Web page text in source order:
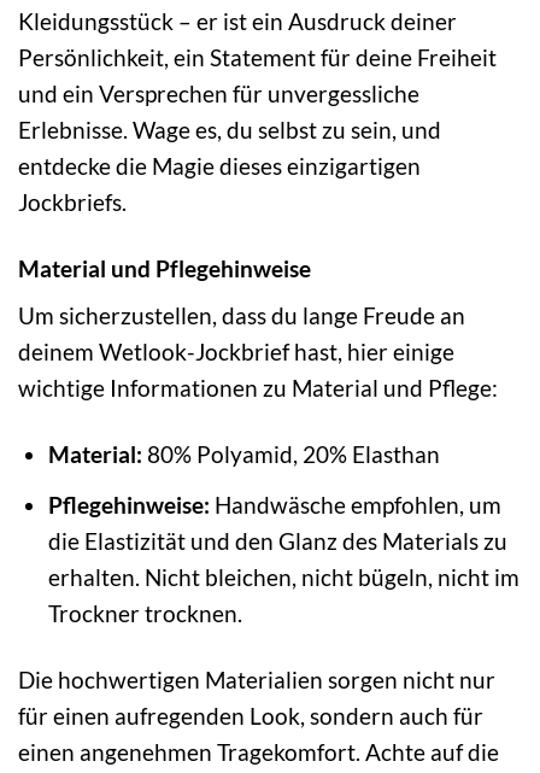
Kleidungsstück – er ist ein Ausdruck deiner
Persönlichkeit, ein Statement für deine Freiheit
und ein Versprechen für unvergessliche
Erlebnisse. Wage es, du selbst zu sein, und
entdecke die Magie dieses einzigartigen
Jockbriefs.
Material und Pflegehinweise
Um sicherzustellen, dass du lange Freude an
deinem Wetlook-Jockbrief hast, hier einige
wichtige Informationen zu Material und Pflege:
Material: 80% Polyamid, 20% Elasthan
Pflegehinweise: Handwäsche empfohlen, um
die Elastizität und den Glanz des Materials zu
erhalten. Nicht bleichen, nicht bügeln, nicht im
Trockner trocknen.
Die hochwertigen Materialien sorgen nicht nur
für einen aufregenden Look, sondern auch für
einen angenehmen Tragekomfort. Achte auf die